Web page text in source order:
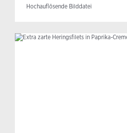
Hochauflösende Bilddatei